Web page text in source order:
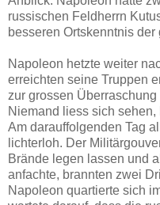
russischen Feldherrn
besseren Ortskenntnis
Napoleon hetzte weiter
erreichten seine Truppen
zur grossen
Niemand liess sich
Am darauffolgenden Tag
lichterloh. Der
Brände legen lassen und
anfachte, brannten zwei
Napoleon quartierte sich